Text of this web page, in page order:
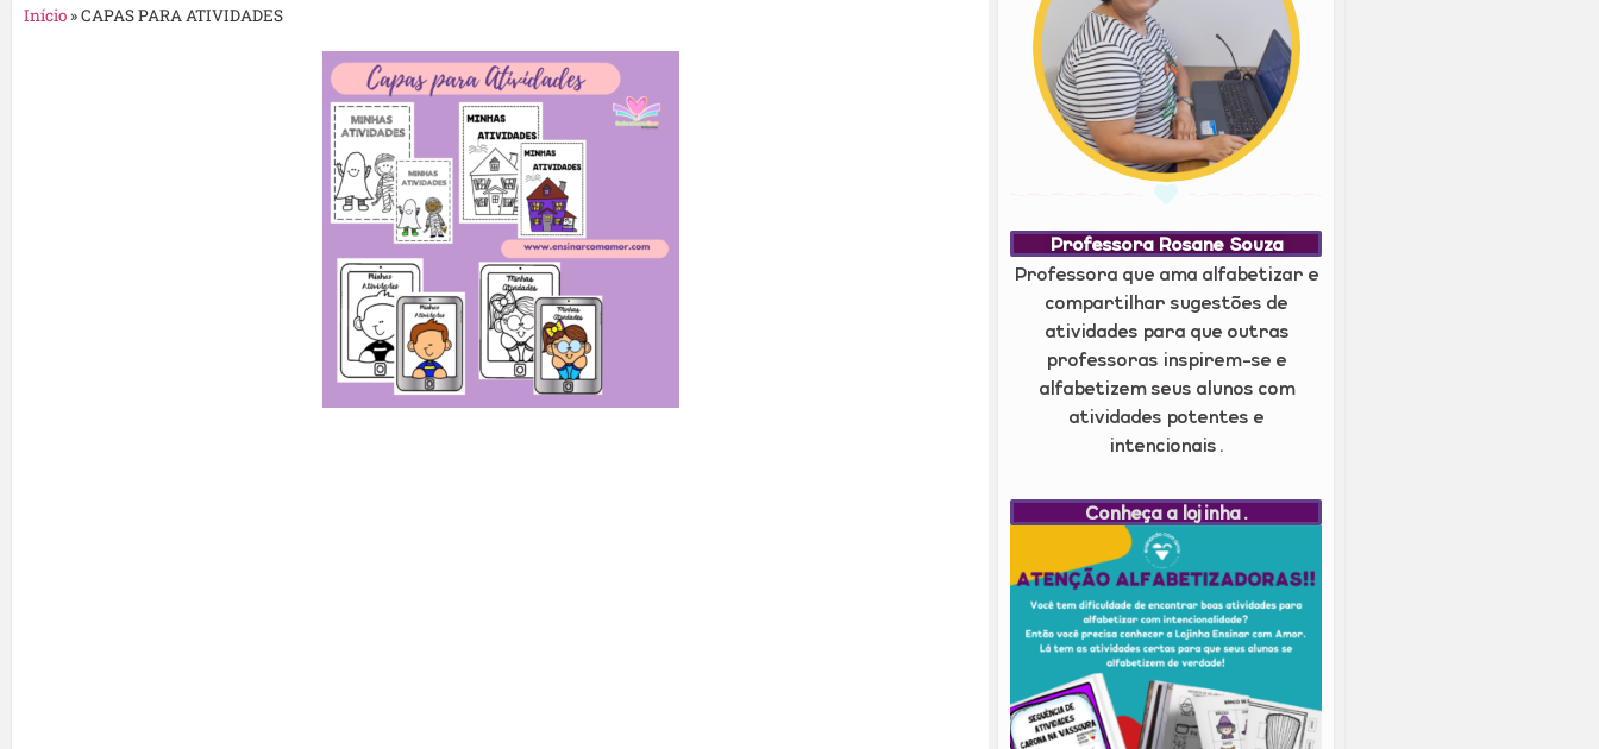
Início »CAPAS PARA ATIVIDADES
Professora Rosane Souza
Professora que ama alfabetizar e
compartilhar sugestões de
atividades para que outras
professoras inspirem-se e
alfabetizem seus alunos com
atividades potentes e
intencionais.
Conheça a lojinha.